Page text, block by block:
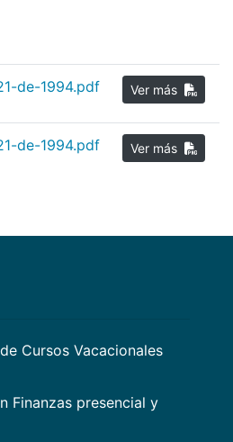
de-1994.pdf
de-1994.pdf
Cursos Vacacionales
Finanzas presencial y